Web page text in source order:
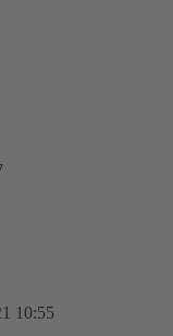
10:55